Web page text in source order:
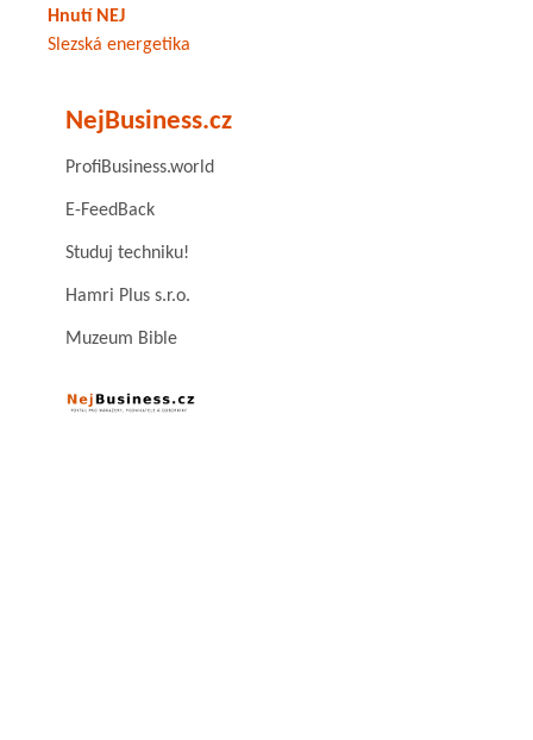
Hnutí NEJ
Slezská energetika
NejBusiness.cz
ProfiBusiness.world
E-FeedBack
Studuj techniku!
Hamri Plus s.r.o.
Muzeum Bible